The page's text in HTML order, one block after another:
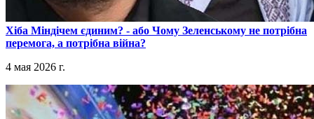
​Хіба Міндічем єдиним? - або Чому Зеленському не потрібна
перемога, а потрібна війна?
4 мая 2026 г.